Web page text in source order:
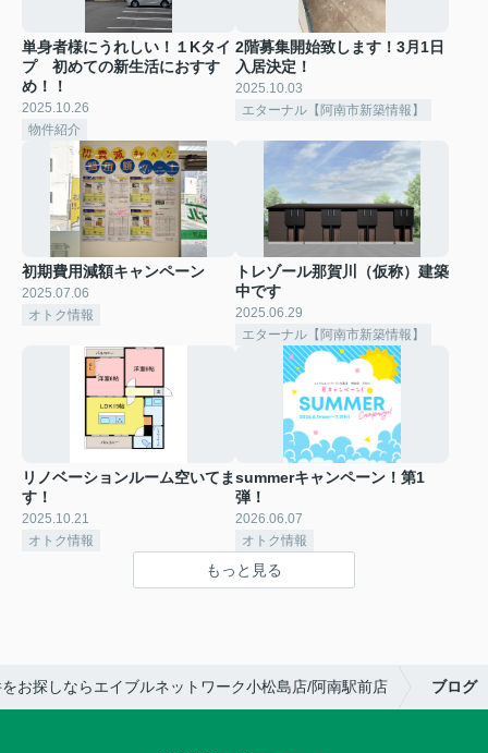
単身者様にうれしい！１Kタイ
プ 初めての新生活におすす
め！！
2025.10.26
物件紹介
2階募集開始致します！3月1日
入居決定！
2025.10.03
エターナル【阿南市新築情報】
初期費用減額キャンペーン
2025.07.06
オトク情報
トレゾール那賀川（仮称）建築
中です
2025.06.29
エターナル【阿南市新築情報】
リノベーションルーム空いてま
す！
2025.10.21
オトク情報
summerキャンペーン！第1
弾！
2026.06.07
オトク情報
もっと見る
お探しならエイブルネットワーク小松島店/阿南駅前店 ブログ